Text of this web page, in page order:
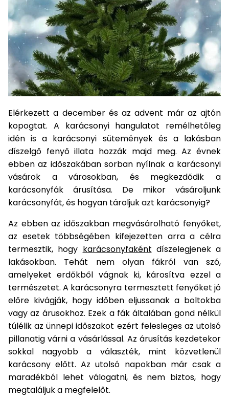
Benzinmotoros
Háromkerekű
fűnyíró
Alternáló
fűkasza
Tárcsás
fűnyíró
Tartozékok
fűnyírókhoz
Szegélynyíró
Fűkasza
Kapálógép
ACCU
Program
HECHT
1278
akku
program
HECHT
6260
akku
program
Sövényvágó
Fűrészek
Kerti
házak
Lámpák
Napernyők
ágyak
Székek,
padok
Tartozékok
Rönkaprító,
rönkhasító
rönkhasítók
Ágaprító
Grillek
Lombfúvó-
szívó
tartozékok
Szállítókocsi
és
Tömlők
Tömlőkocsik,
tömlőtartók
Tartozékok
szivattyúkhoz
Hóeke
Hócipő
Jégtörő
Magvak
Szőtt/nem
szőtt
textíliák
Növényvédelem
Egyéb
Háti
permetezők
Fűrészek
Komposztálók
Metszőollók
Sövényvágó
ollók
Elektromos
hosszabbító
Barkácsgépek
Gérvágó
fűrész
Gyalugép
Habarcskeverő
Körfűrész
Sarokcsiszoló,
polírozó
Szúrófűrész
Tartozékok
barkácsgépekhez
Földfúró
gépek
Betonkeverők
Védőeszközök
Fűtőberendezések
Hamuporszívók
Hegesztők
Kompresszorok
Lapvibrátorok,
szállítóeszközök
Mérőeszközök
Mérőműszerek
Munkaasztalok
Porszívók
HECHT
1278
akku
program
HECHT
6260
akku
program
Elektromos
járművek
buggy,
motor
Bukósisakok
Akkumulátorok
Rollerek,
hoverboardok
Bukósisakok
Méret
- XL
Medencék
és
szaunák
Robotporszívók
Hálók,
kefék,
porszívók
Vízkezelés
Vízvizsgálók
Tisztítószerek
Vízi
játékok
Egyéb
Kiegészítők
Infraszaunák
Gyermekjátékok
Víz
alatti
robogók
Kisállat
kellékek
Kutyaházak
Nyúlketrecek
Szőrmeápolás
PROMINENT
Ajándékkártya
bónusz
program
Elérkezett a december és az advent már az ajtón
kopogtat. A karácsonyi hangulatot remélhetőleg
idén is a karácsonyi sütemények és a lakásban
díszelgő fenyő illata hozzák majd meg. Az évnek
ebben az időszakában sorban nyílnak a karácsonyi
vásárok a városokban, és megkezdődik a
karácsonyfák árusítása. De mikor vásároljunk
karácsonyfát, és hogyan tároljuk azt karácsonyig?
Az ebben az időszakban megvásárolható fenyőket,
az esetek többségében kifejezetten arra a célra
termesztik, hogy karácsonyfaként díszelegjenek a
lakásokban. Tehát nem olyan fákról van szó,
amelyeket erdőkből vágnak ki, károsítva ezzel a
természetet. A karácsonyra termesztett fenyőket jó
előre kivágják, hogy időben eljussanak a boltokba
vagy az árusokhoz. Ezek a fák általában gond nélkül
túlélik az ünnepi időszakot ezért felesleges az utolsó
pillanatig várni a vásárlással. Az árusítás kezdetekor
sokkal nagyobb a választék, mint közvetlenül
karácsony előtt. Az utolsó napokban már csak a
maradékból lehet válogatni, és nem biztos, hogy
megtaláljuk a megfelelőt.